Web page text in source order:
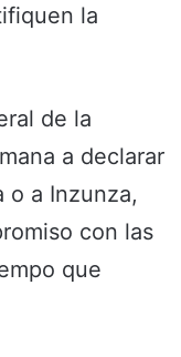
la
de la
a declarar
o a Inzunza,
con las
que